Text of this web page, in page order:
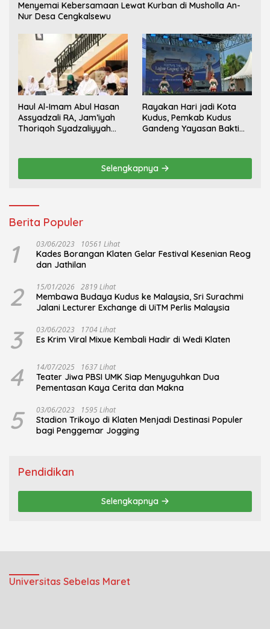
Menyemai Kebersamaan Lewat Kurban di Musholla An-
Nur Desa Cengkalsewu
Haul Al-Imam Abul Hasan
Assyadzali RA, Jam’iyah
Thoriqoh Syadzaliyyah
Rayakan Hari jadi Kota
Kudus, Pemkab Kudus
Gandeng Yayasan Bakti
Selengkapnya
Berita Populer
1 03/06/2023 10561 Lihat
Kades Borangan Klaten Gelar Festival Kesenian Reog
dan Jathilan
2 15/01/2026 2819 Lihat
Membawa Budaya Kudus ke Malaysia, Sri Surachmi
Jalani Lecturer Exchange di UiTM Perlis Malaysia
3 03/06/2023 1704 Lihat
Es Krim Viral Mixue Kembali Hadir di Wedi Klaten
4 14/07/2025 1637 Lihat
Teater Jiwa PBSI UMK Siap Menyuguhkan Dua
Pementasan Kaya Cerita dan Makna
5 03/06/2023 1595 Lihat
Stadion Trikoyo di Klaten Menjadi Destinasi Populer
bagi Penggemar Jogging
Pendidikan
Selengkapnya
Universitas Sebelas Maret